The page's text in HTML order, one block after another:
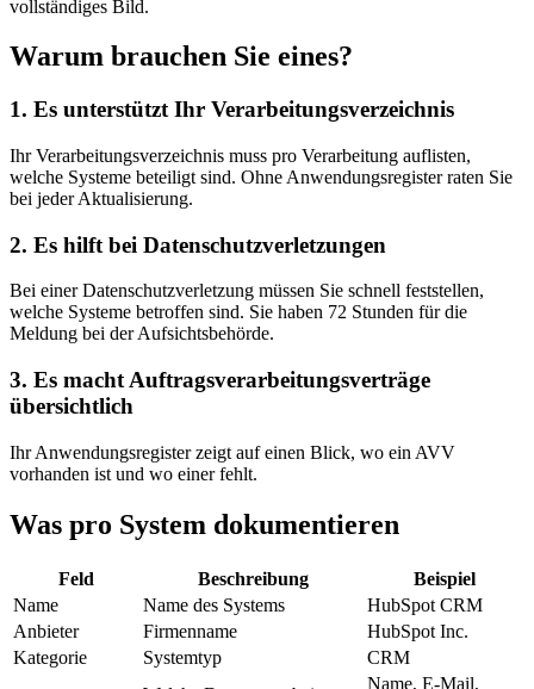
vollständiges Bild.
Warum brauchen Sie eines?
1. Es unterstützt Ihr Verarbeitungsverzeichnis
Ihr Verarbeitungsverzeichnis muss pro Verarbeitung auflisten,
welche Systeme beteiligt sind. Ohne Anwendungsregister raten Sie
bei jeder Aktualisierung.
2. Es hilft bei Datenschutzverletzungen
Bei einer Datenschutzverletzung müssen Sie schnell feststellen,
welche Systeme betroffen sind. Sie haben 72 Stunden für die
Meldung bei der Aufsichtsbehörde.
3. Es macht Auftragsverarbeitungsverträge
übersichtlich
Ihr Anwendungsregister zeigt auf einen Blick, wo ein AVV
vorhanden ist und wo einer fehlt.
Was pro System dokumentieren
Feld Beschreibung
Beispiel
Name
Name des Systems
HubSpot CRM
Anbieter
Firmenname
HubSpot Inc.
Kategorie
Systemtyp CRM
Name, E-Mail,